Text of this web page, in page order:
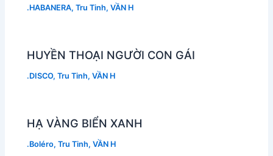
.HABANERA,Tru Tinh,VẦN H
HUYỀN THOẠI NGƯỜI CON GÁI
.DISCO,Tru Tinh,VẦN H
HẠ VÀNG BIỂN XANH
.Boléro,Tru Tinh,VẦN H